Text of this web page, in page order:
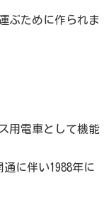
ぶために作られま
用電車として機能
通に伴い1988年に